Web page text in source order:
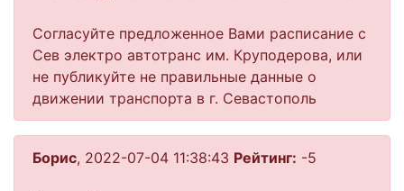
Согласуйте предложенное Вами расписание с
Сев электро автотранс им. Круподерова, или
не публикуйте не правильные данные о
движении транспорта в г. Севастополь
Борис, 2022-07-04 11:38:43 Рейтинг: -5